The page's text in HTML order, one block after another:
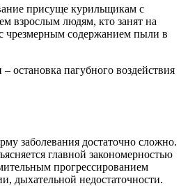
присуще курильщикам с
взрослым людям, кто занят на
чрезмерным содержанием пыли в
остановка пагубного воздействия
заболевания достаточно сложно.
главной закономерностью
прогрессированием
дыхательной недостаточности.